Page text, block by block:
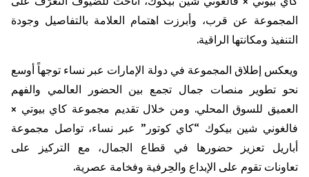
المجموعة عن قرب، وأبرزت اهتمام العلامة بالتفاصيل وجودة
التنفيذ ومكانتها الراقية.
ويعكس إطلاق المجموعة في دولة الإمارات عبر نساء توجهاً أوسع
نحو تطوير منصات جمال تجمع بين الحضور العالمي والفهم
العميق للسوق المحلي. ومن خلال تقديم مجموعة كاي بيوتي ×
فالغوني شين بيكوك “كاي كوتور” عبر نساء، تواصل مجموعة
أباريل تعزيز حضورها في قطاع الجمال، مع التركيز على
تعاونات تقوم على الإبداع والحِرفية وفخامة عصرية.